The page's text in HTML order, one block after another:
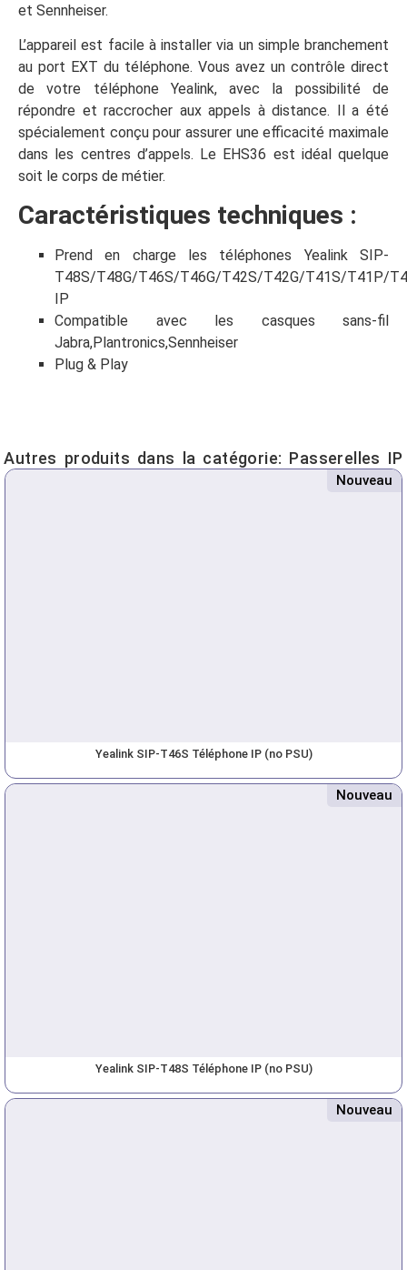
et Sennheiser.
L’appareil est facile à installer via un simple branchement
au port EXT du téléphone. Vous avez un contrôle direct
de votre téléphone Yealink, avec la possibilité de
répondre et raccrocher aux appels à distance. Il a été
spécialement conçu pour assurer une efficacité maximale
dans les centres d’appels. Le EHS36 est idéal quelque
soit le corps de métier.
Caractéristiques techniques :
Prend en charge les téléphones Yealink SIP-
T48S/T48G/T46S/T46G/T42S/T42G/T41S/T41P/
IP
Compatible avec les casques sans-fil
Jabra,Plantronics,Sennheiser
Plug & Play
Autres produits dans la catégorie: Passerelles IP
Nouveau
Yealink SIP-T46S Téléphone IP (no PSU)
Nouveau
Yealink SIP-T48S Téléphone IP (no PSU)
Nouveau